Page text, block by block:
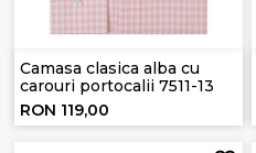
Camasa clasica alba cu
carouri portocalii 7511-13
RON 119,00